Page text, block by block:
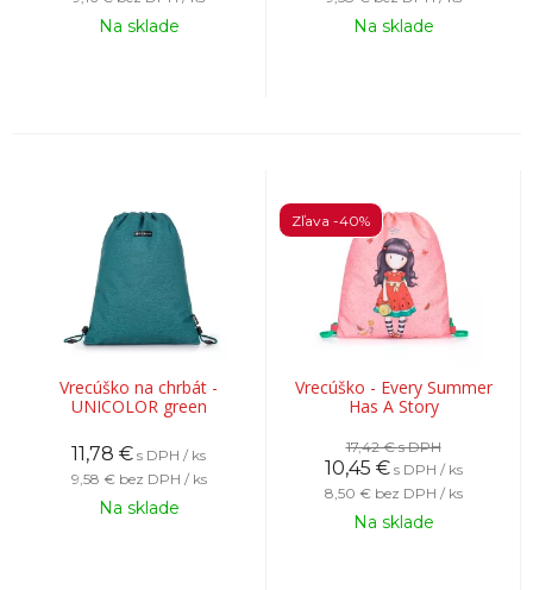
Na sklade Na sklade
Vrecúško na chrbát -
UNICOLOR green
11,78 € s DPH / ks
9,58 € bez DPH / ks
Na sklade
Vrecúško - Every Summer
Has A Story
Zľava -40%
17,42 €s DPH
10,45 € s DPH / ks
8,50 € bez DPH / ks
Na sklade